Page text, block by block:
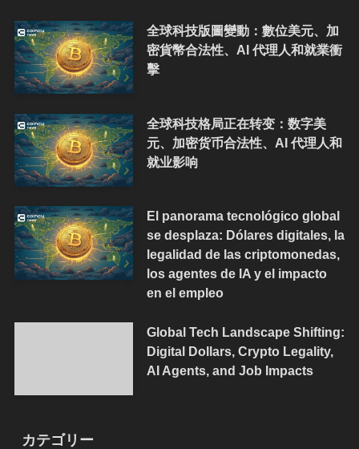
全球科技版圖變動：數位美元、加
密貨幣合法性、AI 代理人和就業衝
擊
全球科技格局正在转变：数字美
元、加密货币合法性、AI 代理人和
就业影响
El panorama tecnológico global
se desplaza: Dólares digitales, la
legalidad de las criptomonedas,
los agentes de IA y el impacto
en el empleo
Global Tech Landscape Shifting:
Digital Dollars, Crypto Legality,
AI Agents, and Job Impacts
カテゴリー